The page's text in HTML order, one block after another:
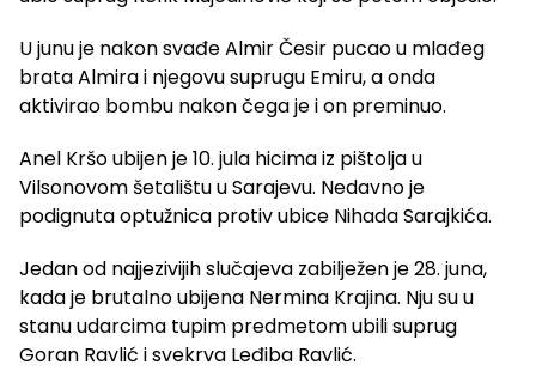
U junu je nakon svađe Almir Česir pucao u mlađeg
brata Almira i njegovu suprugu Emiru, a onda
aktivirao bombu nakon čega je i on preminuo.
Anel Kršo ubijen je 10. jula hicima iz pištolja u
Vilsonovom šetalištu u Sarajevu. Nedavno je
podignuta optužnica protiv ubice Nihada Sarajkića.
Jedan od najjezivijih slučajeva zabilježen je 28. juna,
kada je brutalno ubijena Nermina Krajina. Nju su u
stanu udarcima tupim predmetom ubili suprug
Goran Ravlić i svekrva Leđiba Ravlić.